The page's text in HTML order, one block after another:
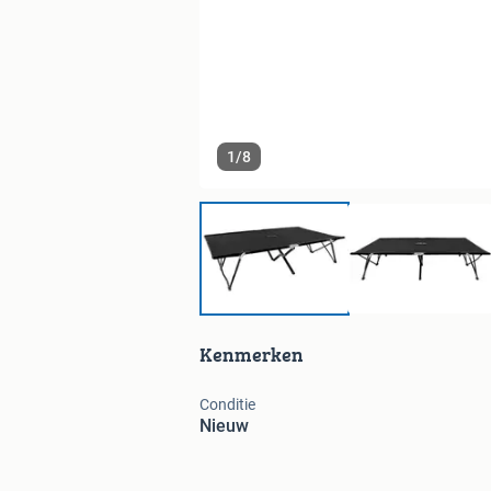
1/8
Kenmerken
Conditie
Nieuw